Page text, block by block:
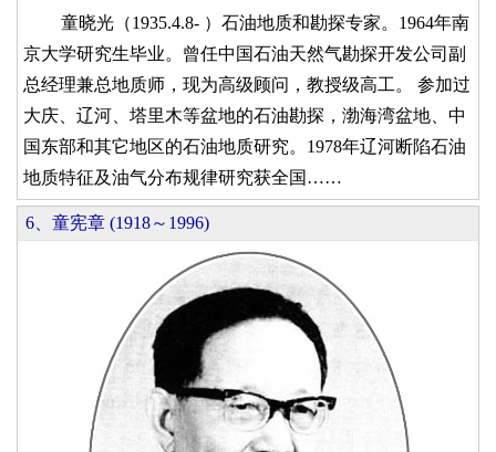
童晓光（1935.4.8- ）石油地质和勘探专家。1964年南
京大学研究生毕业。曾任中国石油天然气勘探开发公司副
总经理兼总地质师，现为高级顾问，教授级高工。 参加过
大庆、辽河、塔里木等盆地的石油勘探，渤海湾盆地、中
国东部和其它地区的石油地质研究。1978年辽河断陷石油
地质特征及油气分布规律研究获全国……
6、童宪章 (1918～1996)